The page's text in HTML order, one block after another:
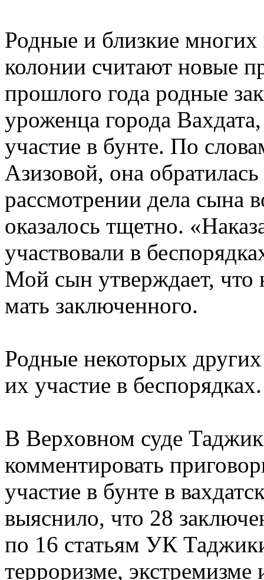
Родные и близкие многих
колонии считают новые
прошлого года родные
уроженца города
участие в бунте. По
Азизовой, она
рассмотрении дела сына
оказалось тщетно.
участвовали в
Мой сын утверждает, что
мать заключенного.
Родные некоторых
их участие в беспорядках.
В Верховном суде
комментировать
участие в бунте в
выяснило, что 28
по 16 статьям УК
терроризме,